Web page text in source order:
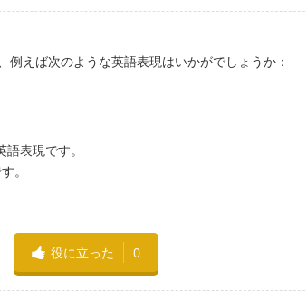
えば次のような英語表現はいかがでしょうか：
表現です。
。
役に立った 0